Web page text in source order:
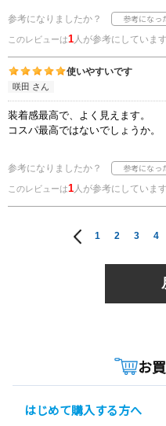
参考になりましたか？
このレビューは1人が参考にしています
使いやすいです
咲田 さん
装着感最高で、よく見えます。
コスパ最高ではないでしょうか。
参考になりましたか？
このレビューは1人が参考にしています
1 2 3 4
お
はじめて購入する方へ